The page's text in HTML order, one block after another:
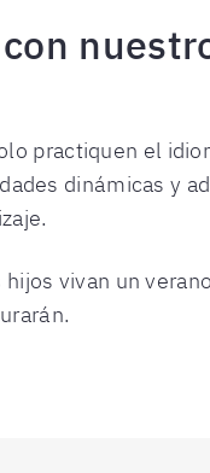
practiquen el
dinámicas y
vivan un